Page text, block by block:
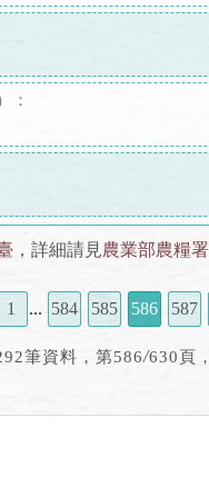
：
，詳細請見農業部農糧署
1 ... 584 585 586 587
筆資料，第586/630頁